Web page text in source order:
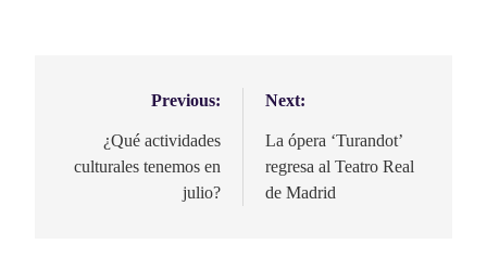
NavegaciónPrevious:
¿Qué actividades
culturales tenemos en
julio?
Next:
La ópera ‘Turandot’
regresa al Teatro Real
de Madrid